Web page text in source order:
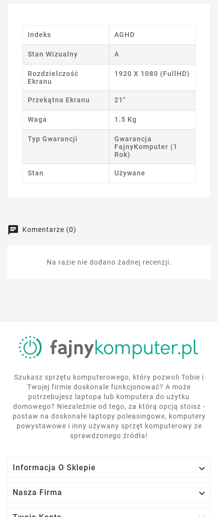
Indeks AGHD
Stan Wizualny A
Rozdzielczość
Ekranu
1920 X 1080 (FullHD)
Przekątna Ekranu 21"
Waga 1.5 Kg
Typ Gwarancji
Gwarancja
FajnyKomputer (1
Rok)
Stan Używane
Komentarze (0)
Na razie nie dodano żadnej recenzji.
Szukasz sprzętu komputerowego, który pozwoli Tobie i
Twojej firmie doskonale funkcjonować? A może
potrzebujesz laptopa lub komputera do użytku
domowego? Niezależnie od tego, za którą opcją stoisz -
postaw na doskonałe laptopy poleasingowe, komputery
powystawowe i inny używany sprzęt komputerowy ze
sprawdzonego źródła!
Informacja O Sklepie 
Nasza Firma 